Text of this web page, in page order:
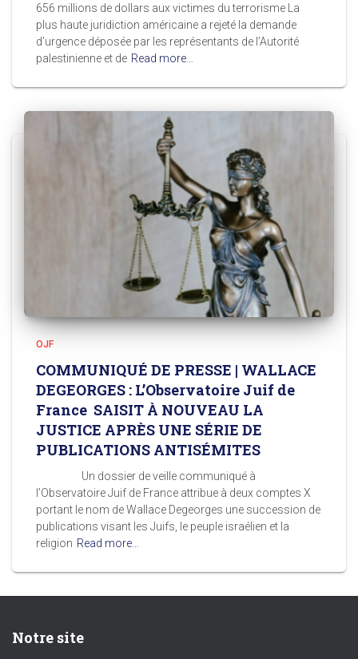
656 millions de dollars aux victimes du terrorisme La
plus haute juridiction américaine a rejeté la demande
d’urgence déposée par les représentants de l’Autorité
palestinienne et de Read more…
OJF
COMMUNIQUÉ DE PRESSE | WALLACE
DEGEORGES : L’Observatoire Juif de
France SAISIT À NOUVEAU LA
JUSTICE APRÈS UNE SÉRIE DE
PUBLICATIONS ANTISÉMITES
Un dossier de veille communiqué à
l’Observatoire Juif de France attribue à deux comptes X
portant le nom de Wallace Degeorges une succession de
publications visant les Juifs, le peuple israélien et la
religion Read more…
Notre site